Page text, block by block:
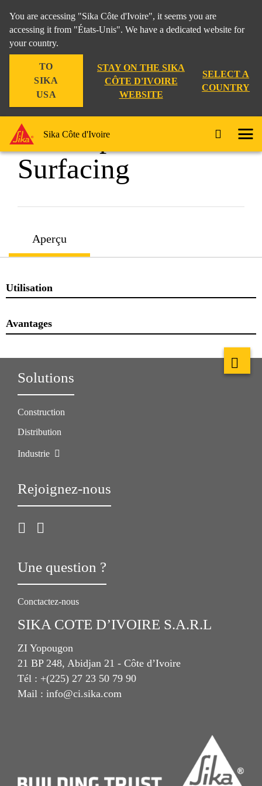
You are accessing "Sika Côte d'Ivoire", it seems you are
accessing it from "États-Unis". We have a dedicated website for
your country.
TO
SIKA
USA
STAY ON THE SIKA
CÔTE D'IVOIRE
WEBSITE
SELECT A
COUNTRY
Sika Côte d'Ivoire
SikaTop®-121
Surfacing
Aperçu
Utilisation
Avantages
Solutions
Construction
Distribution
Industrie
Rejoignez-nous
Une question ?
Conctactez-nous
SIKA COTE D’IVOIRE S.A.R.L
ZI Yopougon
21 BP 248, Abidjan 21 - Côte d’Ivoire
Tél : +(225) 27 23 50 79 90
Mail : info@ci.sika.com